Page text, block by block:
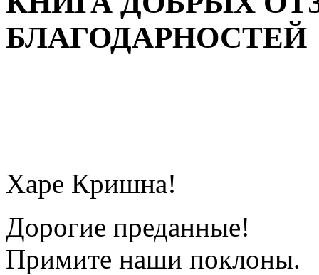
БЛАГОДАРНОСТЕЙ
Харе Кришна!
Дорогие преданные!
Примите наши поклоны.